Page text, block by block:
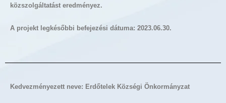
közszolgáltatást eredményez.
A projekt legkésőbbi befejezési dátuma: 2023.06.30.
Kedvezményezett neve: Erdőtelek Községi Önkormányzat